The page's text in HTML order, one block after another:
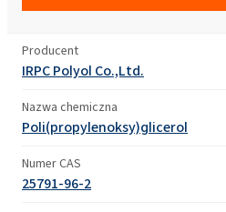
Producent
IRPC Polyol Co.,Ltd.
Nazwa chemiczna
Poli(propylenoksy)glicerol
Numer CAS
25791-96-2